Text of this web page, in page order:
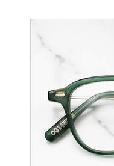
YUICHI TOYAMA
H-FUSION